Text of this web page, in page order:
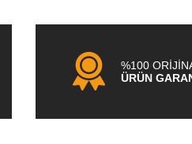
%100
ÜRÜN